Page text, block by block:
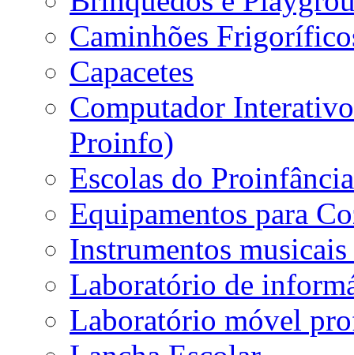
Caminhões
Capacetes
Computador
Proinfo)
Escolas do
Equipamentos para
Instrumentos
Laboratório de
Laboratório móvel